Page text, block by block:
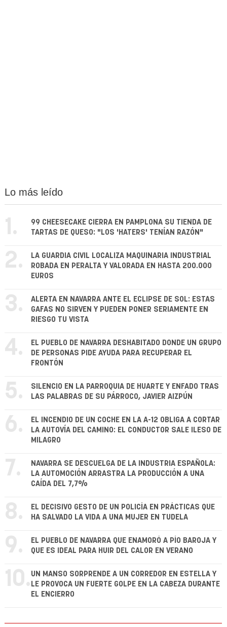
Lo más leído
1.
99 CHEESECAKE CIERRA EN PAMPLONA SU TIENDA DE
TARTAS DE QUESO: "LOS 'HATERS' TENÍAN RAZÓN"
2.
LA GUARDIA CIVIL LOCALIZA MAQUINARIA INDUSTRIAL
ROBADA EN PERALTA Y VALORADA EN HASTA 200.000
EUROS
3.
ALERTA EN NAVARRA ANTE EL ECLIPSE DE SOL: ESTAS
GAFAS NO SIRVEN Y PUEDEN PONER SERIAMENTE EN
RIESGO TU VISTA
4.
EL PUEBLO DE NAVARRA DESHABITADO DONDE UN GRUPO
DE PERSONAS PIDE AYUDA PARA RECUPERAR EL
FRONTÓN
5.
SILENCIO EN LA PARROQUIA DE HUARTE Y ENFADO TRAS
LAS PALABRAS DE SU PÁRROCO, JAVIER AIZPÚN
6.
EL INCENDIO DE UN COCHE EN LA A-12 OBLIGA A CORTAR
LA AUTOVÍA DEL CAMINO: EL CONDUCTOR SALE ILESO DE
MILAGRO
7.
NAVARRA SE DESCUELGA DE LA INDUSTRIA ESPAÑOLA:
LA AUTOMOCIÓN ARRASTRA LA PRODUCCIÓN A UNA
CAÍDA DEL 7,7%
8.
EL DECISIVO GESTO DE UN POLICÍA EN PRÁCTICAS QUE
HA SALVADO LA VIDA A UNA MUJER EN TUDELA
9.
EL PUEBLO DE NAVARRA QUE ENAMORÓ A PÍO BAROJA Y
QUE ES IDEAL PARA HUIR DEL CALOR EN VERANO
10. UN MANSO SORPRENDE A UN CORREDOR EN ESTELLA Y
LE PROVOCA UN FUERTE GOLPE EN LA CABEZA DURANTE
EL ENCIERRO